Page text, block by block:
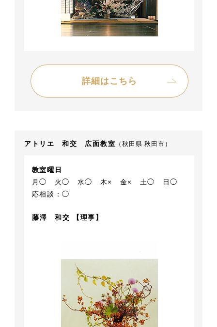
詳細はこちら
アトリエ 和交 広面教室 （秋田県 秋田市）
教室曜日
月◯
火◯ 水◯ 木× 金× 土◯
日◯
応相談：◯
藤澤 和交 【理事】